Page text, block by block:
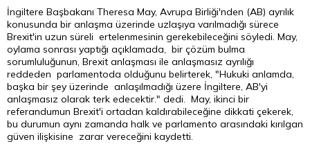
İngiltere Başbakanı Theresa May, Avrupa Birliği'nden (AB) ayrılık
konusunda bir anlaşma üzerinde uzlaşıya varılmadığı sürece
Brexit'in uzun süreli ertelenmesinin gerekebileceğini söyledi. May,
oylama sonrası yaptığı açıklamada, bir çözüm bulma
sorumluluğunun, Brexit anlaşması ile anlaşmasız ayrılığı
reddeden parlamentoda olduğunu belirterek, "Hukuki anlamda,
başka bir şey üzerinde anlaşılmadığı üzere İngiltere, AB'yi
anlaşmasız olarak terk edecektir." dedi. May, ikinci bir
referandumun Brexit'i ortadan kaldırabileceğine dikkati çekerek,
bu durumun aynı zamanda halk ve parlamento arasındaki kırılgan
güven ilişkisine zarar vereceğini kaydetti.